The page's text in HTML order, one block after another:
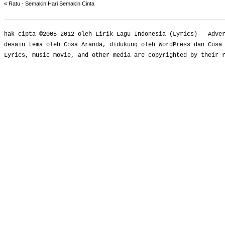
« Ratu - Semakin Hari Semakin Cinta
hak cipta ©2005-2012 oleh Lirik Lagu Indonesia ( Lyrics ) -
desain tema oleh Cosa Aranda, didukung oleh WordPress dan Cosa
Lyrics, music movie, and other media are copyrighted by their